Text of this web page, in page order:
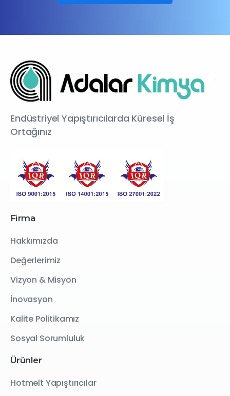
Endüstriyel Yapıştırıcılarda Küresel İş
Ortağınız
Firma
Hakkımızda
Değerlerimiz
Vizyon & Misyon
İnovasyon
Kalite Politikamız
Sosyal Sorumluluk
Ürünler
Hotmelt Yapıştırıcılar